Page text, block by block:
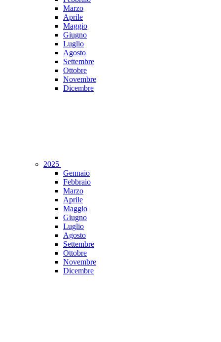
Marzo
Aprile
Maggio
Giugno
Luglio
Agosto
Settembre
Ottobre
Novembre
Dicembre
2025
Gennaio
Febbraio
Marzo
Aprile
Maggio
Giugno
Luglio
Agosto
Settembre
Ottobre
Novembre
Dicembre